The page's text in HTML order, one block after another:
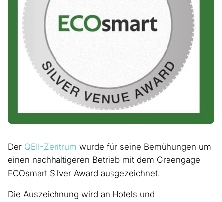
Der QEII-Zentrum wurde für seine Bemühungen um
einen nachhaltigeren Betrieb mit dem Greengage
ECOsmart Silver Award ausgezeichnet.
Die Auszeichnung wird an Hotels und